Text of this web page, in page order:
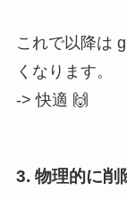
これで以降は
くなります。
-> 快適 🙌
3. 物理的に削